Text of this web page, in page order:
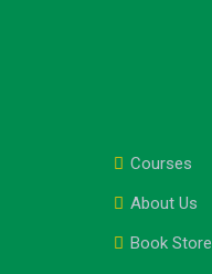
Courses
About Us
Book Store